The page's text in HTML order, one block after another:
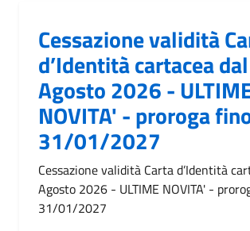
Cessazione validità
d’Identità cartacea
Agosto 2026 -
NOVITA' - proroga
31/01/2027
Cessazione validità Carta d’Identità
Agosto 2026 - ULTIME NOVITA' -
31/01/2027